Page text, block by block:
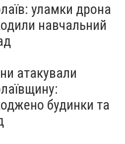
уламки дрона
навчальний
атакували
будинки та